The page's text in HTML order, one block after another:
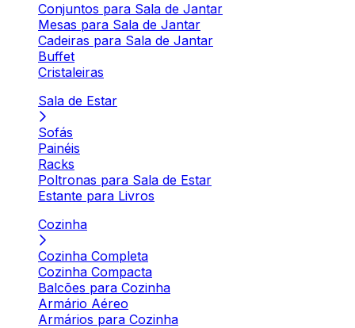
Conjuntos para Sala de Jantar
Mesas para Sala de Jantar
Cadeiras para Sala de Jantar
Buffet
Cristaleiras
Sala de Estar
Sofás
Painéis
Racks
Poltronas para Sala de Estar
Estante para Livros
Cozinha
Cozinha Completa
Cozinha Compacta
Balcões para Cozinha
Armário Aéreo
Armários para Cozinha